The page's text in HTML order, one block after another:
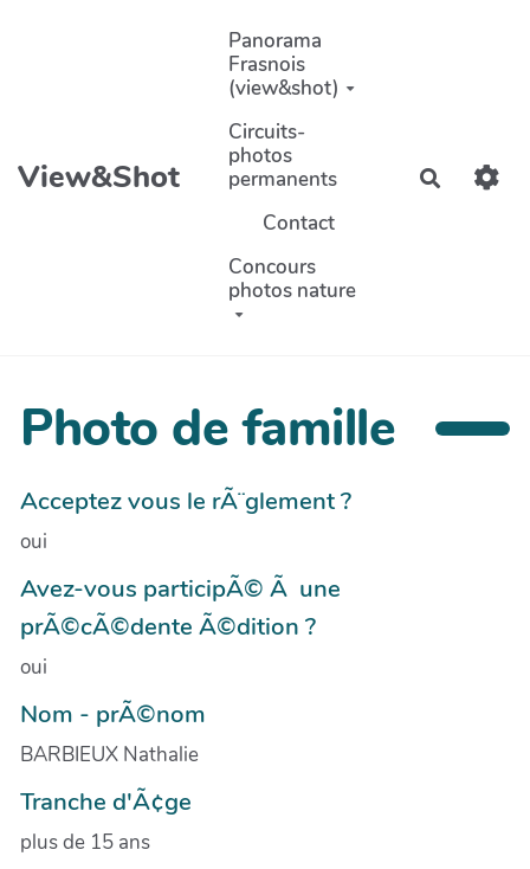
Aller au contenu principal
View&Shot
Panorama
Frasnois
(view&shot)
Circuits-
photos
permanents
Contact
Concours
photos nature
Photo de famille
Acceptez vous le rÃ¨glement ?
oui
Avez-vous participÃ© Ã une
prÃ©cÃ©dente Ã©dition ?
oui
Nom - prÃ©nom
BARBIEUX Nathalie
Tranche d'Ã¢ge
plus de 15 ans